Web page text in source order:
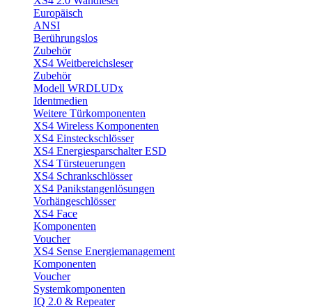
Europäisch
ANSI
Berührungslos
Zubehör
XS4 Weitbereichsleser
Zubehör
Modell WRDLUDx
Identmedien
Weitere Türkomponenten
XS4 Wireless Komponenten
XS4 Einsteckschlösser
XS4 Energiesparschalter ESD
XS4 Türsteuerungen
XS4 Schrankschlösser
XS4 Panikstangenlösungen
Vorhängeschlösser
XS4 Face
Komponenten
Voucher
XS4 Sense Energiemanagement
Komponenten
Voucher
Systemkomponenten
IQ 2.0 & Repeater